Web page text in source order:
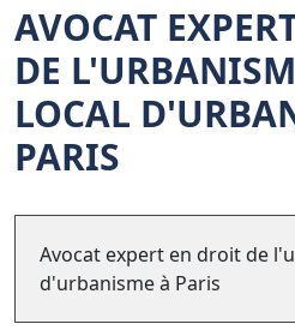
AVOCAT
DE
LOCAL
PARIS
Avocat expert en droit de
d'urbanisme à Paris